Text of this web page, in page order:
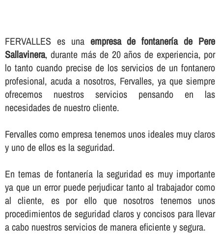
FERVALLES es una empresa de fontanerí­a de Pere
Sallavinera, durante más de 20 años de experiencia, por
lo tanto cuando precise de los servicios de un fontanero
profesional, acuda a nosotros, Fervalles, ya que siempre
ofrecemos nuestros servicios pensando en las
necesidades de nuestro cliente.
Fervalles como empresa tenemos unos ideales muy claros
y uno de ellos es la seguridad.
En temas de fontanerí­a la seguridad es muy importante
ya que un error puede perjudicar tanto al trabajador como
al cliente, es por ello que nosotros tenemos unos
procedimientos de seguridad claros y concisos para llevar
a cabo nuestros servicios de manera eficiente y segura.